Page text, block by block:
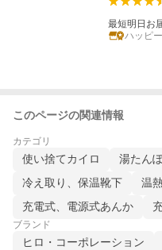
最短明日お
ハッピ
このページの関連情報
カテゴリ
使い捨てカイロ 湯たん
冷え取り、保温靴下
温
充電式、電源式あんか
ブランド
ヒロ・コーポレーション